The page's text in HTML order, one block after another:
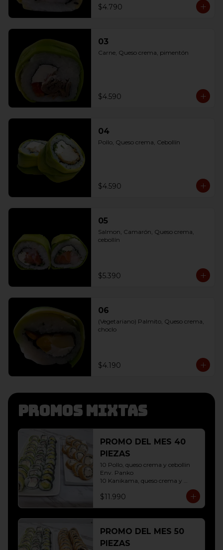
$4.790
03
Carne, Queso crema, pimentón
$4.590
04
Pollo, Queso crema, Cebollín
$4.590
05
Salmon, Camarón, Queso crema,
cebollín
$5.390
06
(Vegetariano) Palmito, Queso crema,
choclo
$4.190
Promos mixtas
PROMO DEL MES 40
PIEZAS
10 Pollo, queso crema y cebollin
Env. Panko
10 Kanikama, queso crema y
10 Pollo, queso crema y cebollin
$11.990
PROMO DEL MES 50
PIEZAS